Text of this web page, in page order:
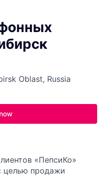
Oblast, Russia
«ПепсиКо»
целью продажи